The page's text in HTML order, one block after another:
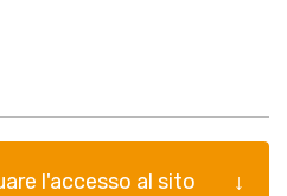
l'accesso al sito